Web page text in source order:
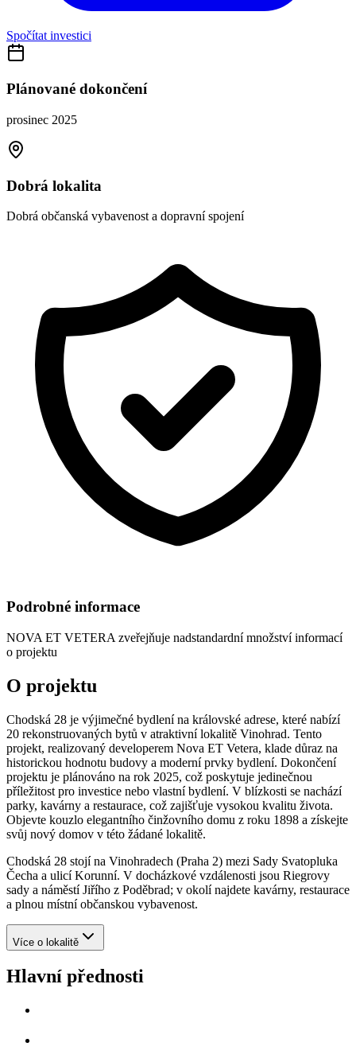
Spočítat investici
Plánované dokončení
prosinec 2025
Dobrá lokalita
Dobrá občanská vybavenost a dopravní spojení
Podrobné informace
NOVA ET VETERA zveřejňuje nadstandardní množství informací
o projektu
O projektu
Chodská 28 je výjimečné bydlení na královské adrese, které nabízí
20 rekonstruovaných bytů v atraktivní lokalitě Vinohrad. Tento
projekt, realizovaný developerem Nova ET Vetera, klade důraz na
historickou hodnotu budovy a moderní prvky bydlení. Dokončení
projektu je plánováno na rok 2025, což poskytuje jedinečnou
příležitost pro investice nebo vlastní bydlení. V blízkosti se nachází
parky, kavárny a restaurace, což zajišťuje vysokou kvalitu života.
Objevte kouzlo elegantního činžovního domu z roku 1898 a získejte
svůj nový domov v této žádané lokalitě.
Chodská 28 stojí na Vinohradech (Praha 2) mezi Sady Svatopluka
Čecha a ulicí Korunní. V docházkové vzdálenosti jsou Riegrovy
sady a náměstí Jiřího z Poděbrad; v okolí najdete kavárny, restaurace
a plnou místní občanskou vybavenost.
Více o lokalitě
Hlavní přednosti